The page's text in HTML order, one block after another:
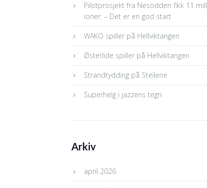
Pilotprosjekt fra Nesodden fikk 11 mill
ioner: – Det er en god start
WAKO spiller på Hellviktangen
Østerlide spiller på Hellviktangen
Strandrydding på Steilene
Superhelg i jazzens tegn
Arkiv
april 2026